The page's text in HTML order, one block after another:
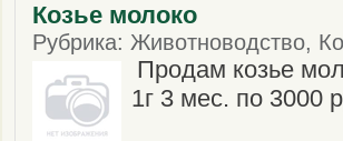
Козье молоко
Рубрика: Животноводство,
Продам козье
1г 3 мес. по 3000